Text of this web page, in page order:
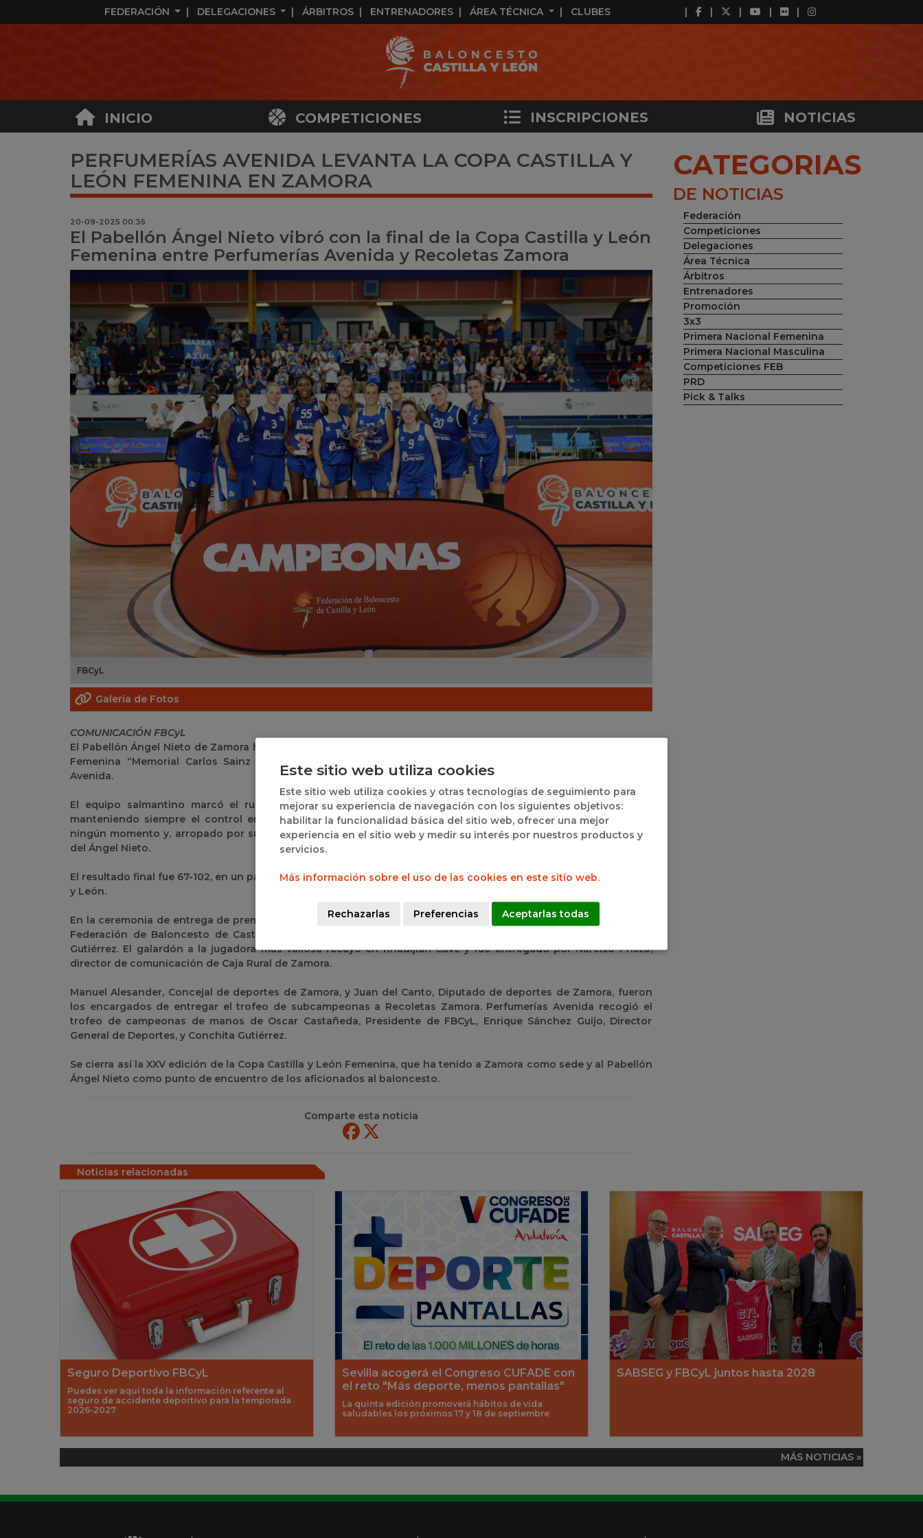
FEDERACIÓN DELEGACIONES ÁRBITROS ENTRENADORES ÁREA TÉCNICA CLUBES
INICIO COMPETICIONES INSCRIPCIONES NOTICIAS
PERFUMERÍAS AVENIDA LEVANTA LA COPA CASTILLA Y
LEÓN FEMENINA EN ZAMORA
20-09-2025 00:35
El Pabellón Ángel Nieto vibró con la final de la Copa Castilla y León
Femenina entre Perfumerías Avenida y Recoletas Zamora
FBCyL
Galería de Fotos
COMUNICACIÓN FBCyL
El Pabellón Ángel Nieto de Zamora ha sido escenario esta tarde de una nueva edición de la Copa Castilla y León
Femenina “Memorial Carlos Sainz Esteban”, con un atractivo duelo entre Recoletas Zamora y Perfumerías
Avenida.
El equipo salmantino marcó el rumbo del encuentro desde los primeros minutos, imponiendo su ritmo y
manteniendo siempre el control en el marcador. Sin embargo, el conjunto zamorano no bajó los brazos en
ningún momento y, arropado por su afición, peleó hasta el final, demostrando carácter y entrega sobre la pista
del Ángel Nieto.
El resultado final fue 67-102, en un partido que volvió a poner en valor el nivel del baloncesto femenino de Castilla
y León.
En la ceremonia de entrega de premios se recordó la figura del que fuera durante muchos años presidente de la
Federación de Baloncesto de Castilla y León, Carlos Sainz con la entrega de un ramo de flores a Conchita
Gutiérrez. El galardón a la jugadora más valiosa recayó en Khadijiah Cave y fue entregado por Narciso Prieto,
director de comunicación de Caja Rural de Zamora.
Manuel Alesander, Concejal de deportes de Zamora, y Juan del Canto, Diputado de deportes de Zamora, fueron
los encargados de entregar el trofeo de subcampeonas a Recoletas Zamora. Perfumerías Avenida recogió el
trofeo de campeonas de manos de Oscar Castañeda, Presidente de FBCyL, Enrique Sánchez Guijo, Director
General de Deportes, y Conchita Gutiérrez.
Se cierra así la XXV edición de la Copa Castilla y León Femenina, que ha tenido a Zamora como sede y al Pabellón
Ángel Nieto como punto de encuentro de los aficionados al baloncesto.
Comparte esta noticia
CATEGORIAS
DE NOTICIAS
Federación
Competiciones
Delegaciones
Área Técnica
Árbitros
Entrenadores
Promoción
3x3
Primera Nacional Femenina
Primera Nacional Masculina
Competiciones FEB
PRD
Pick & Talks
Noticias relacionadas
Seguro Deportivo FBCyL
Puedes ver aquí toda la información referente al
seguro de accidente deportivo para la temporada
2026-2027
Sevilla acogerá el Congreso CUFADE con
el reto "Más deporte, menos pantallas"
La quinta edición promoverá hábitos de vida
saludables los próximos 17 y 18 de septiembre
SABSEG y FBCyL juntos hasta 2028
MÁS NOTICIAS »
Este sitio web utiliza cookies
Este sitio web utiliza cookies y otras tecnologías de seguimiento para
mejorar su experiencia de navegación con los siguientes objetivos:
habilitar la funcionalidad básica del sitio web, ofrecer una mejor
experiencia en el sitio web y medir su interés por nuestros productos y
servicios.
Más información sobre el uso de las cookies en este sitio web.
Rechazarlas Preferencias Aceptarlas todas